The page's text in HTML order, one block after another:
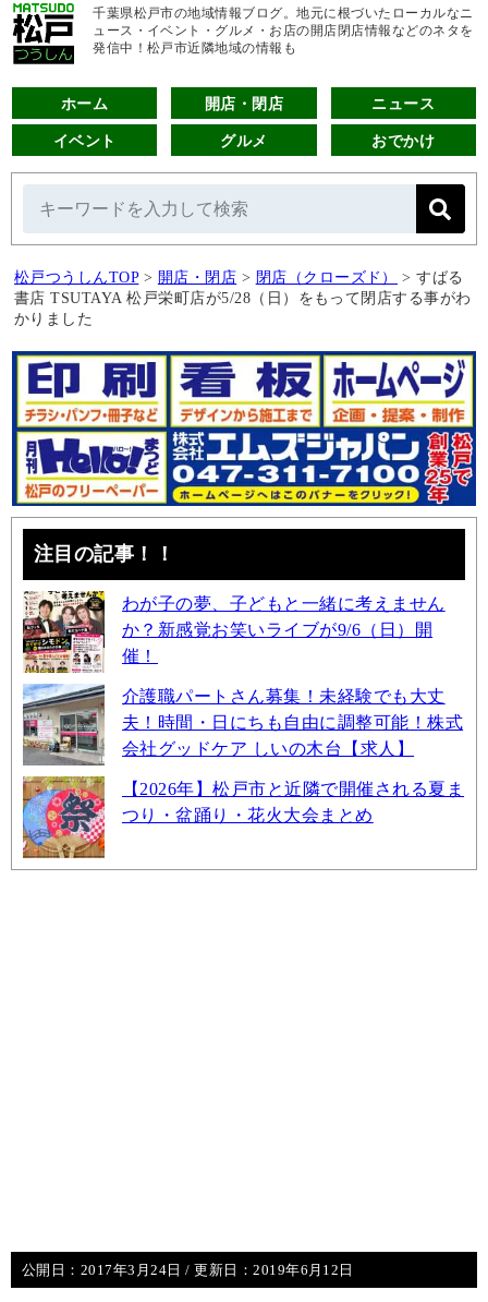
千葉県松戸市の地域情報ブログ。地元に根づいたローカルなニ
ュース・イベント・グルメ・お店の開店閉店情報などのネタを
発信中！松戸市近隣地域の情報も
ホーム 開店・閉店 ニュース
イベント グルメ おでかけ
松戸つうしんTOP > 開店・閉店 > 閉店（クローズド） > すばる
書店 TSUTAYA 松戸栄町店が5/28（日）をもって閉店する事がわ
かりました
注目の記事！！
わが子の夢、子どもと一緒に考えません
か？新感覚お笑いライブが9/6（日）開
催！
介護職パートさん募集！未経験でも大丈
夫！時間・日にちも自由に調整可能！株式
会社グッドケア しいの木台【求人】
【2026年】松戸市と近隣で開催される夏ま
つり・盆踊り・花火大会まとめ
公開日： 2017年3月24日 / 更新日：2019年6月12日